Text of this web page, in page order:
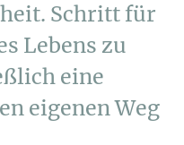
Schritt für
Lebens zu
eine
eigenen Weg